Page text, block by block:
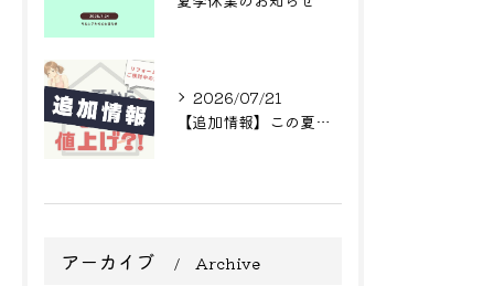
2026/07/21
【追加情報】この夏からまた値上げ?! リフォームをご検討中の方へ
アーカイブ Archive